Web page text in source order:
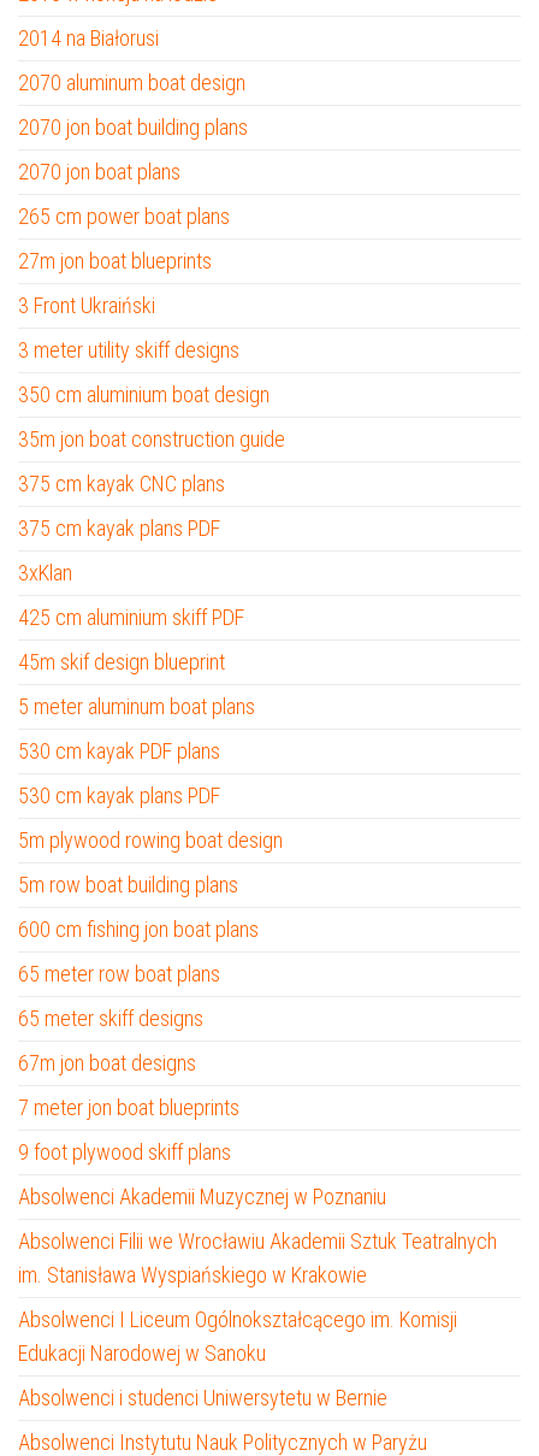
2014 na Białorusi
2070 aluminum boat design
2070 jon boat building plans
2070 jon boat plans
265 cm power boat plans
27m jon boat blueprints
3 Front Ukraiński
3 meter utility skiff designs
350 cm aluminium boat design
35m jon boat construction guide
375 cm kayak CNC plans
375 cm kayak plans PDF
3xKlan
425 cm aluminium skiff PDF
45m skif design blueprint
5 meter aluminum boat plans
530 cm kayak PDF plans
530 cm kayak plans PDF
5m plywood rowing boat design
5m row boat building plans
600 cm fishing jon boat plans
65 meter row boat plans
65 meter skiff designs
67m jon boat designs
7 meter jon boat blueprints
9 foot plywood skiff plans
Absolwenci Akademii Muzycznej w Poznaniu
Absolwenci Filii we Wrocławiu Akademii Sztuk Teatralnych
im. Stanisława Wyspiańskiego w Krakowie
Absolwenci I Liceum Ogólnokształcącego im. Komisji
Edukacji Narodowej w Sanoku
Absolwenci i studenci Uniwersytetu w Bernie
Absolwenci Instytutu Nauk Politycznych w Paryżu